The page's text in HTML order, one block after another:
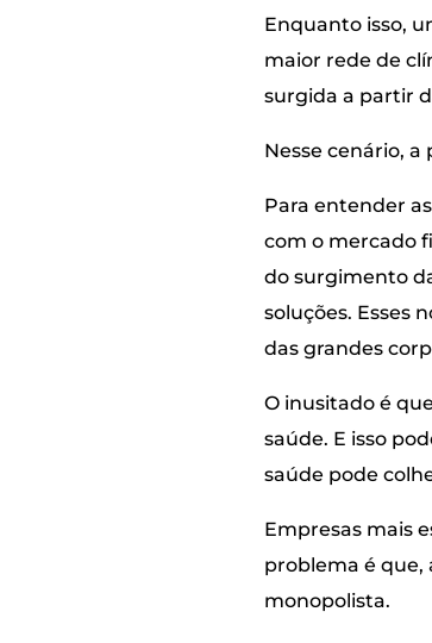
Enquanto isso,
maior rede de
surgida a partir
Nesse cenário,
Para entender
com o mercado
do surgimento
soluções. Esses
das grandes
O inusitado é
saúde. E isso
saúde pode
Empresas mais
problema é que,
monopolista.